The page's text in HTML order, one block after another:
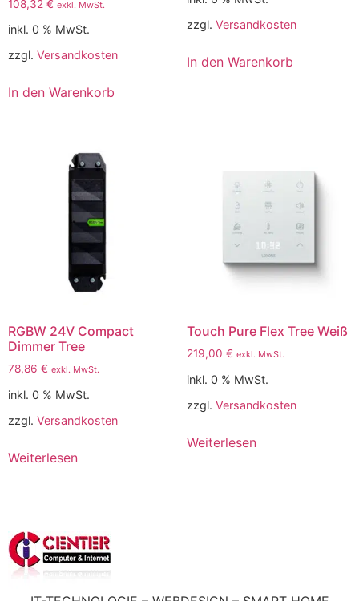
108,32 € exkl. MwSt.
inkl. 0 % MwSt.
zzgl. Versandkosten
In den Warenkorb
zzgl. Versandkosten
In den Warenkorb
RGBW 24V Compact
Dimmer Tree
78,86 € exkl. MwSt.
inkl. 0 % MwSt.
zzgl. Versandkosten
Weiterlesen
Touch Pure Flex Tree Weiß
219,00 € exkl. MwSt.
inkl. 0 % MwSt.
zzgl. Versandkosten
Weiterlesen